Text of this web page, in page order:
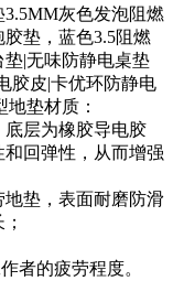
灰色发泡阻燃
垫，蓝色3.5阻燃
|无味防静电桌垫
胶皮|卡优环防静电
垫材质：
底层为橡胶导电胶
回弹性，从而增强
垫，表面耐磨防滑
者的疲劳程度。